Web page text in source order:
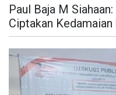
Paul Baja M
Ciptakan